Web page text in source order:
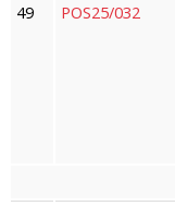
49
POS25/032